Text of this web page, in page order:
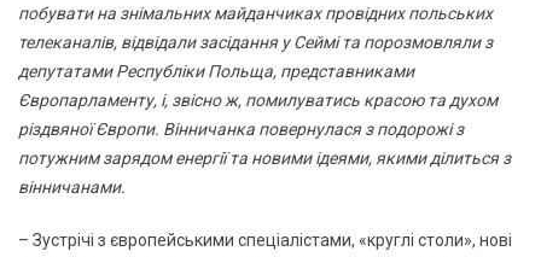
побувати на знімальних майданчиках провідних польських
телеканалів, відвідали засідання у Сеймі та порозмовляли з
депутатами Республіки Польща, представниками
Європарламенту, і, звісно ж, помилуватись красою та духом
різдвяної Європи. Вінничанка повернулася з подорожі з
потужним зарядом енергії та новими ідеями, якими ділиться з
вінничанами.
– Зустрічі з європейськими спеціалістами, «круглі столи», нові